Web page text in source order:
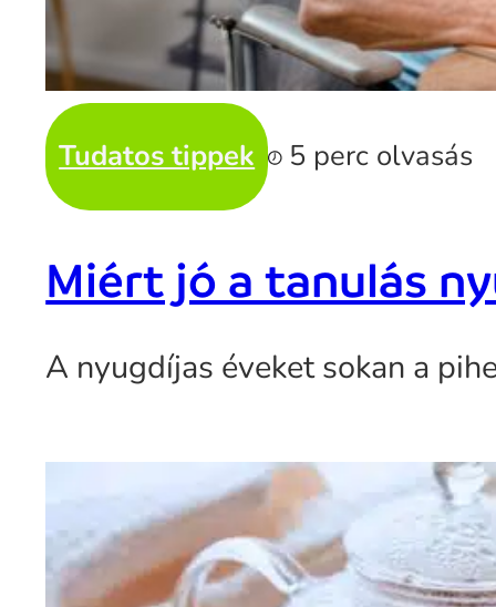
Tudatos tippek 5 perc olvasás
Miért jó a tanulás
A nyugdíjas éveket sokan a